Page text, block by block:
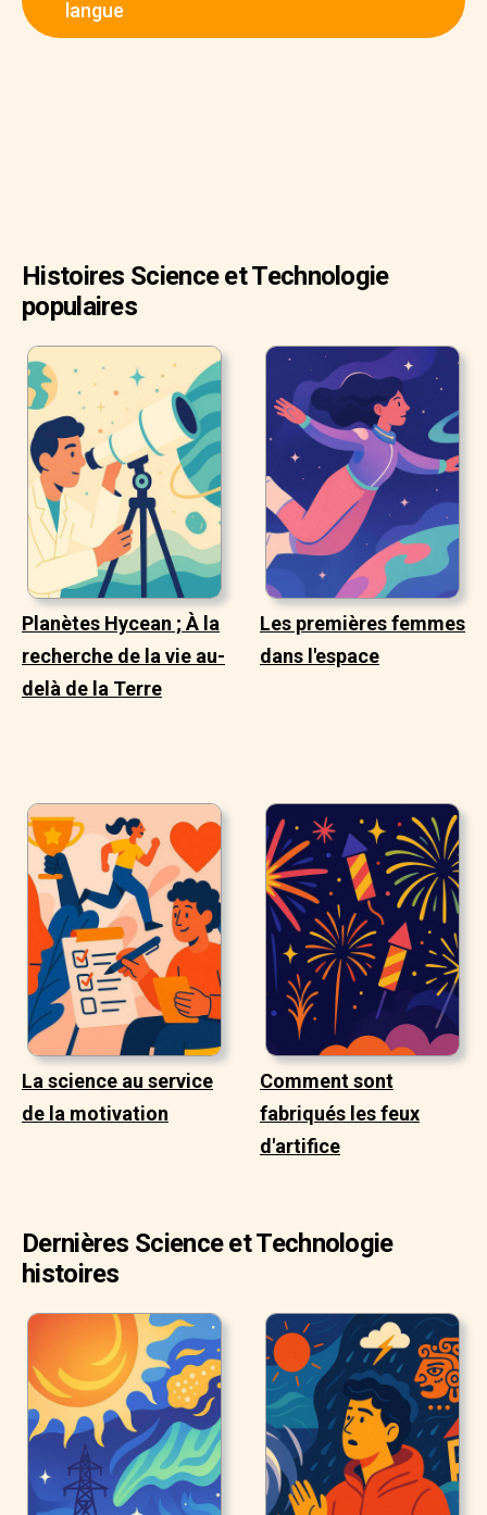
moyen pour notre cerveau de traiter les expériences.
langue
Histoires Science et Technologie
populaires
Planètes Hycean ; À la
recherche de la vie au-
delà de la Terre
Les premières femmes
dans l'espace
La science au service
de la motivation
Comment sont
fabriqués les feux
d'artifice
Dernières Science et Technologie
histoires